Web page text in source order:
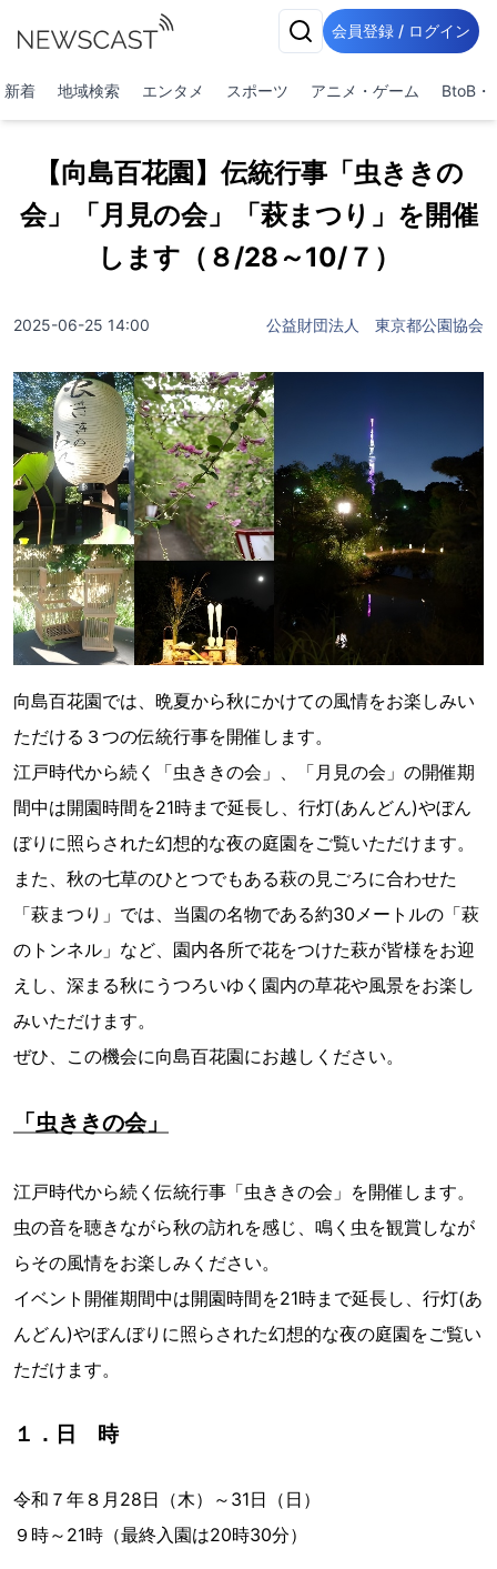
会員登録 / ログイン
新着 地域検索 エンタメ スポーツ アニメ・ゲーム BtoB・
【向島百花園】伝統行事「虫ききの
会」「月見の会」「萩まつり」を開催
します（８/28～10/７）
2025-06-25 14:00 公益財団法人 東京都公園協会
向島百花園では、晩夏から秋にかけての風情をお楽しみい
ただける３つの伝統行事を開催します。
江戸時代から続く「虫ききの会」、「月見の会」の開催期
間中は開園時間を21時まで延長し、行灯(あんどん)やぼん
ぼりに照らされた幻想的な夜の庭園をご覧いただけます。
また、秋の七草のひとつでもある萩の見ごろに合わせた
「萩まつり」では、当園の名物である約30メートルの「萩
のトンネル」など、園内各所で花をつけた萩が皆様をお迎
えし、深まる秋にうつろいゆく園内の草花や風景をお楽し
みいただけます。
ぜひ、この機会に向島百花園にお越しください。
「虫ききの会」
江戸時代から続く伝統行事「虫ききの会」を開催します。
虫の音を聴きながら秋の訪れを感じ、鳴く虫を観賞しなが
らその風情をお楽しみください。
イベント開催期間中は開園時間を21時まで延長し、行灯(あ
んどん)やぼんぼりに照らされた幻想的な夜の庭園をご覧い
ただけます。
１．日 時
令和７年８月28日（木）～31日（日）
９時～21時（最終入園は20時30分）